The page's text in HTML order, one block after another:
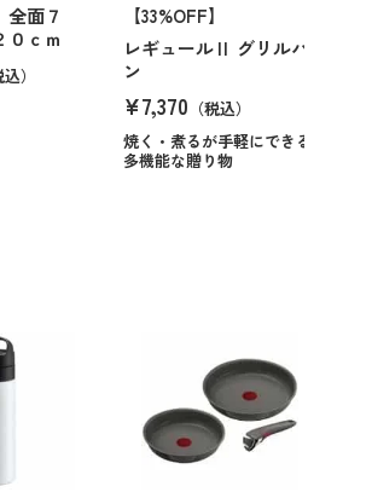
面７
ｃｍ
込）
【33%OFF】
レギュールⅡ グリルパ
ン
¥7,370 （税込）
焼く・煮るが手軽にできる
多機能な贈り物